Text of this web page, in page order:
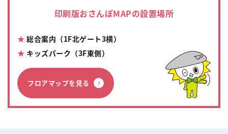
印刷版おさんぽMAPの設置場所
★ 総合案内（1F北ゲート3横）
★ キッズパーク（3F東側）
フロアマップを見る